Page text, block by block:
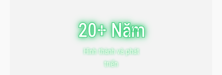
20+ Năm
Hình thành và phát
triển